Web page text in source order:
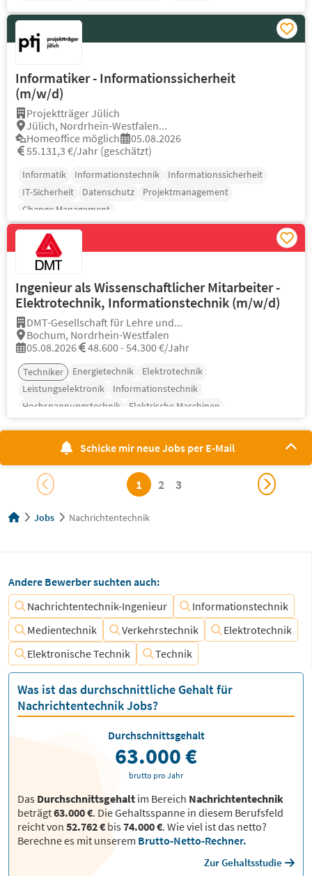
Informatiker - Informationssicherheit
(m/w/d)
Projektträger Jülich
Jülich, Nordrhein-Westfalen...
Homeoffice möglich
05.08.2026
55.131,3 €/Jahr (geschätzt)
Informatik Informationstechnik
Informationssicherheit
IT-Sicherheit
Datenschutz
Projektmanagement
Change Management
Ingenieur als Wissenschaftlicher Mitarbeiter -
Elektrotechnik, Informationstechnik (m/w/d)
DMT-Gesellschaft für Lehre und...
Bochum, Nordrhein-Westfalen
05.08.2026
48.600 - 54.300 €/Jahr
Techniker Energietechnik
Elektrotechnik
Leistungselektronik
Informationstechnik
Hochspannungstechnik
Elektrische Maschinen
Schicke mir neue Jobs per E-Mail
1 2 3
Jobs Nachrichtentechnik
Andere Bewerber suchten auch:
Nachrichtentechnik-Ingenieur
Informationstechnik
Medientechnik
Verkehrstechnik
Elektrotechnik
Elektronische Technik
Technik
Was ist das durchschnittliche Gehalt für
Nachrichtentechnik Jobs?
Das Durchschnittsgehalt im Bereich Nachrichtentechnik
beträgt63.000 €. Die Gehaltsspanne in diesem Berufsfeld
reicht von 52.762 € bis74.000 €. Wie viel ist das netto?
Berechne es mit unserem Brutto-Netto-Rechner.
Zur Gehaltsstudie
Durchschnittsgehalt
63.000 €
brutto pro Jahr